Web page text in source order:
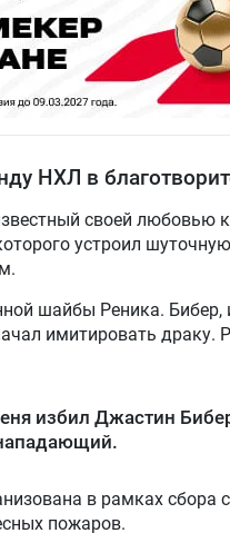
НХЛ в
своей любовью
устроил
шайбы Реника. Бибер,
имитировать
избил Джастин
в рамках сбора
пожаров.